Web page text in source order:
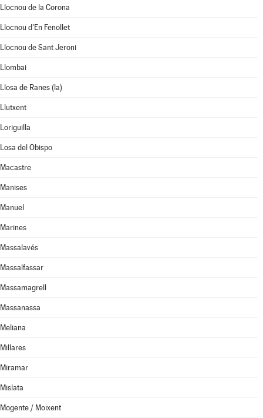
Llocnou de la Corona
Llocnou d'En Fenollet
Llocnou de Sant Jeroni
Llombai
Llosa de Ranes (la)
Llutxent
Loriguilla
Losa del Obispo
Macastre
Manises
Manuel
Marines
Massalavés
Massalfassar
Massamagrell
Massanassa
Meliana
Millares
Miramar
Mislata
Mogente / Moixent